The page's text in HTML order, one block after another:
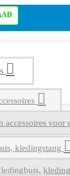
accessoires
kledingstang